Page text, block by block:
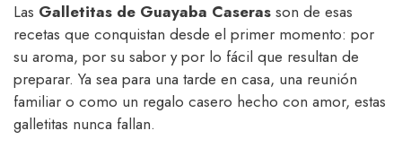
Las Galletitas de Guayaba Caseras son de esas
recetas que conquistan desde el primer momento: por
su aroma, por su sabor y por lo fácil que resultan de
preparar. Ya sea para una tarde en casa, una reunión
familiar o como un regalo casero hecho con amor, estas
galletitas nunca fallan.